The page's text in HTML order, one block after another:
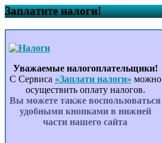
Заплатите налоги!
Уважаемые налогоплательщики!
С Сервиса «Заплати налоги» можно
осуществить оплату налогов.
Вы можете также воспользоваться
удобными кнопками в нижней
части нашего сайта